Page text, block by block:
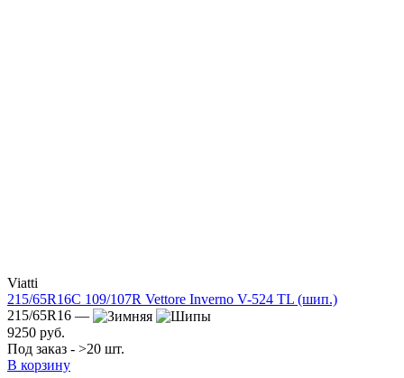
Viatti
215/65R16C 109/107R Vettore Inverno V-524 TL (шип.)
215/65R16 —
9250 руб.
Под заказ - >20 шт.
В корзину